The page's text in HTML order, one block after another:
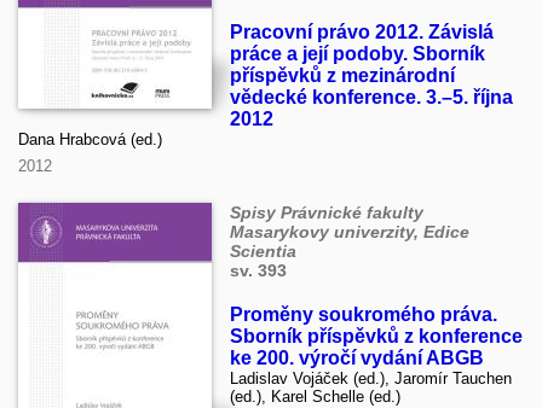
Pracovní právo 2012. Závislá
práce a její podoby. Sborník
příspěvků z mezinárodní
vědecké konference. 3.–5. října
2012
Dana Hrabcová (ed.)
2012
Spisy Právnické fakulty
Masarykovy univerzity, Edice
Scientia
sv. 393
Proměny soukromého práva.
Sborník příspěvků z konference
ke 200. výročí vydání ABGB
Ladislav Vojáček (ed.), Jaromír Tauchen
(ed.), Karel Schelle (ed.)